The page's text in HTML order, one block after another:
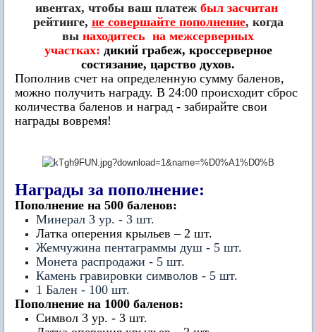
ивентах, чтобы ваш платеж был засчитан
рейтинге, не совершайте пополнение, когда
вы находитесь на межсерверных
участках: дикий грабеж, кроссерверное
состязание, царство духов.
Пополнив счет на определенную сумму баленов,
можно получить награду. В 24:00 происходит сброс
количества баленов и наград - забирайте свои
награды вовремя!
Награды за пополнение:
Пополнение на 500 баленов:
Минерал 3 ур. - 3 шт.
Латка оперения крыльев – 2 шт.
Жемчужина пентаграммы душ - 5 шт.
Монета распродажи - 5 шт.
Камень гравировки символов - 5 шт.
1 Бален - 100 шт.
Пополнение на 1000 баленов:
Символ 3 ур. - 3 шт.